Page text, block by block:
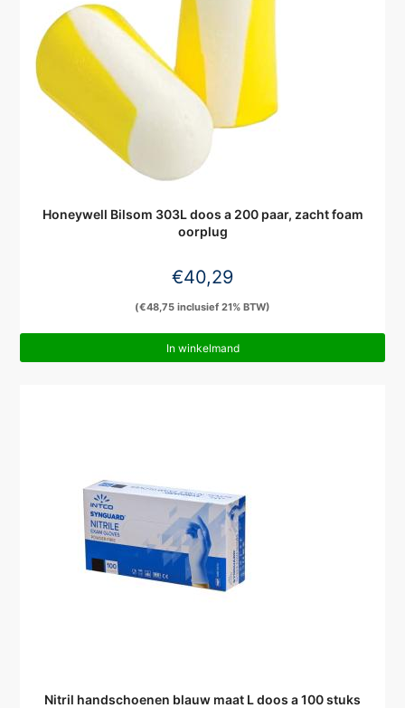
Honeywell Bilsom 303L doos a 200 paar, zacht foam
oorplug
€40,29
(€48,75 inclusief 21% BTW)
In winkelmand
Nitril handschoenen blauw maat L doos a 100 stuks